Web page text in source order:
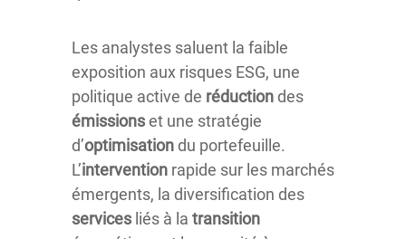
Les analystes saluent la faible
exposition aux risques ESG, une
politique active de réduction des
émissionset une stratégie
d’optimisation du portefeuille.
L’intervention rapide sur les marchés
émergents, la diversification des
services liés à la transition